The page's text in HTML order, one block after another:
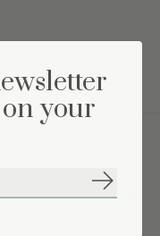
on your
Abonneer